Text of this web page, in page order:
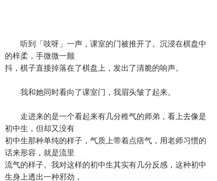
听到「吱呀」一声，课室的门被推开了。沉浸在棋盘中
的梓柔，手微微一颤
抖，棋子直接掉落在了棋盘上，发出了清脆的响声。
我和她同时看向了课室门，我眉头皱了起来。
走进来的是一个看起来有几分稚气的师弟，看上去像是
初中生，但却又没有
初中生那种单纯的样子，气质上带着点痞气，用老师习惯的
话来形容，就是流里
流气的样子。我对这样的初中生其实有几分反感，这种初中
生身上透出一种邪劲，